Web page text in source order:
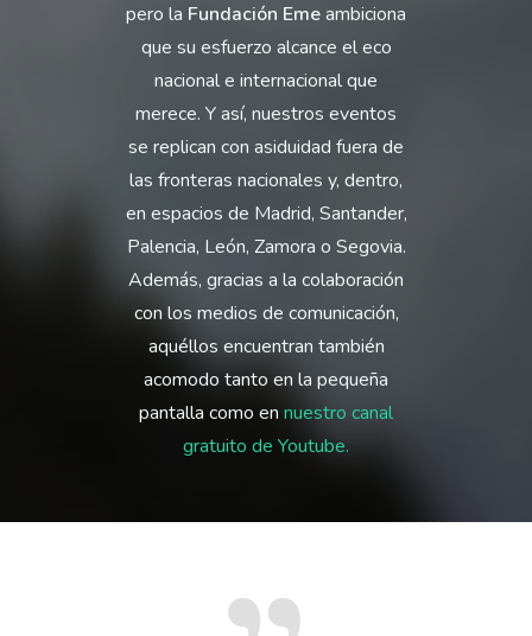
pero la Fundación Emeambiciona
que su esfuerzo alcance el eco
nacional e internacional que
merece. Y así, nuestros eventos
se replican con asiduidad fuera de
las fronteras nacionales y, dentro,
en espacios de Madrid, Santander,
Palencia, León, Zamora o Segovia.
Además, gracias a la colaboración
con los medios de comunicación,
aquéllos encuentran también
acomodo tanto en la pequeña
pantalla como en nuestro canal
gratuito de Youtube.